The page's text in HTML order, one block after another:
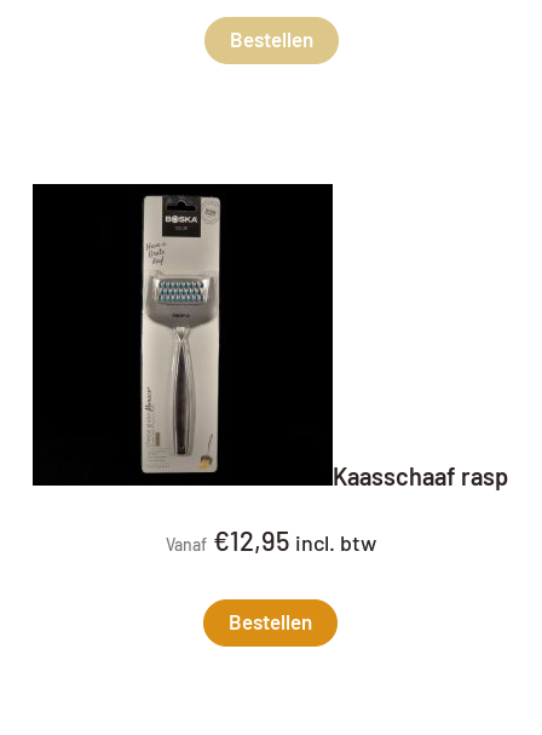
Bestellen
Kaasschaaf rasp
Vanaf €12,95 incl. btw
Bestellen